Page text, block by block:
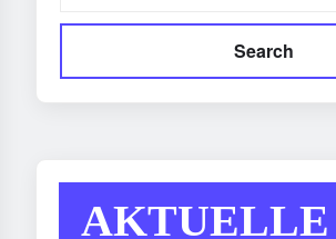
Search
AKTUELLE